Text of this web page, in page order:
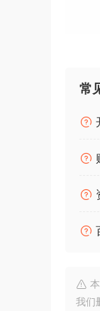
•
•
• 2
•
常
我们